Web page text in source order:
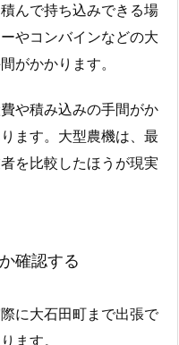
んで持ち込みできる場
やコンバインなどの大
がかかります。
や積み込みの手間がか
ます。大型農機は、最
を比較したほうが現実
確認する
に大石田町まで出張で
ます。